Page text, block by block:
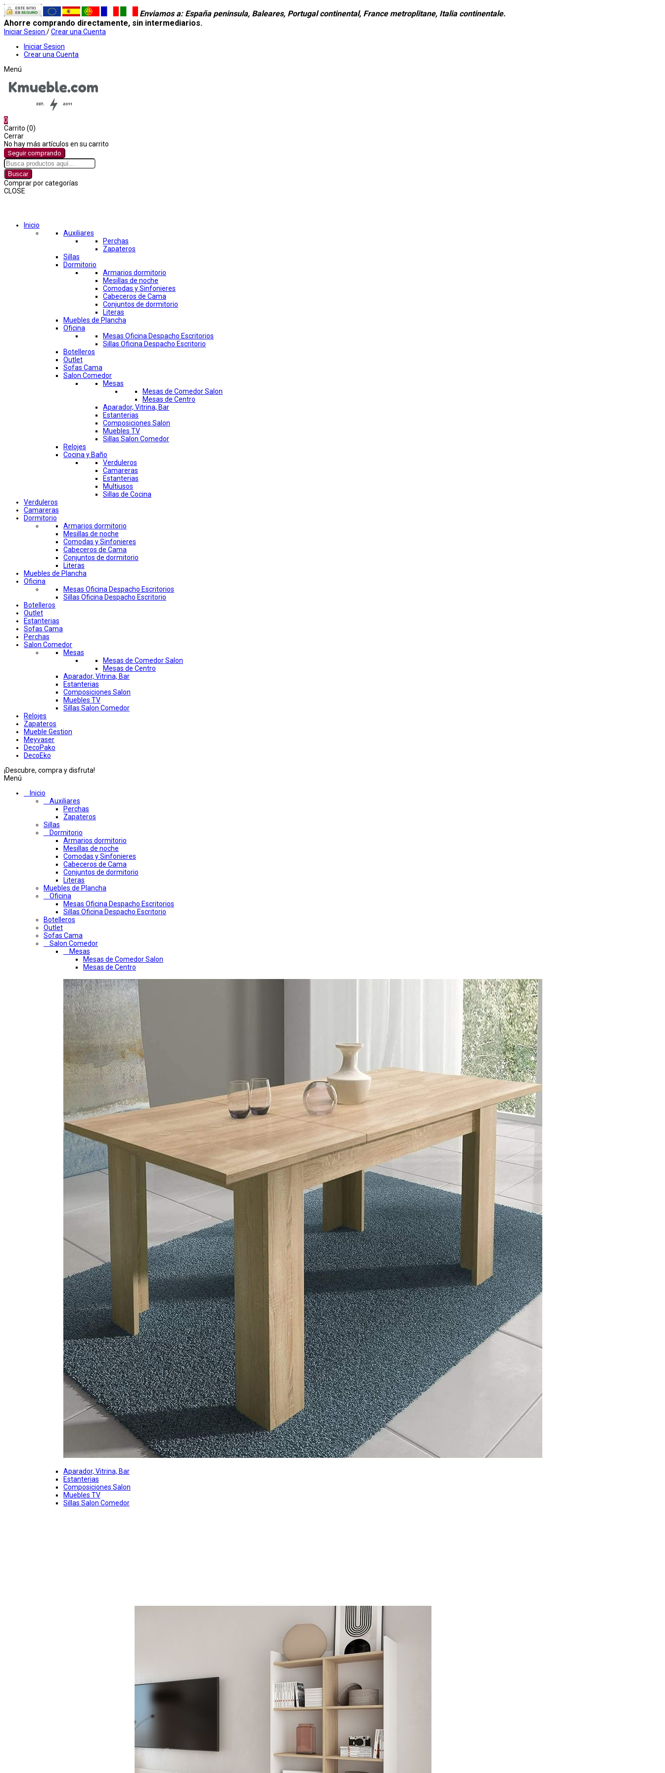
Enviamos a: España peninsula, Baleares, Portugal continental, France metroplitane, Italia continentale.
Ahorre comprando directamente, sin intermediarios.
Iniciar Sesion /Crear una Cuenta
Iniciar Sesion
Crear una Cuenta
Menú
0
Carrito (0)
Cerrar
No hay más artículos en su carrito
Seguir comprando
Buscar
Comprar por categorías
CLOSE
Inicio
Auxiliares
Perchas
Zapateros
Sillas
Dormitorio
Armarios dormitorio
Mesillas de noche
Comodas y Sinfonieres
Cabeceros de Cama
Conjuntos de dormitorio
Literas
Muebles de Plancha
Oficina
Mesas Oficina Despacho Escritorios
Sillas Oficina Despacho Escritorio
Botelleros
Outlet
Sofas Cama
Salon Comedor
Mesas
Mesas de Comedor Salon
Mesas de Centro
Aparador, Vitrina, Bar
Estanterias
Composiciones Salon
Muebles TV
Sillas Salon Comedor
Relojes
Cocina y Baño
Verduleros
Camareras
Estanterias
Multiusos
Sillas de Cocina
Verduleros
Camareras
Dormitorio
Armarios dormitorio
Mesillas de noche
Comodas y Sinfonieres
Cabeceros de Cama
Conjuntos de dormitorio
Literas
Muebles de Plancha
Oficina
Mesas Oficina Despacho Escritorios
Sillas Oficina Despacho Escritorio
Botelleros
Outlet
Estanterias
Sofas Cama
Perchas
Salon Comedor
Mesas
Mesas de Comedor Salon
Mesas de Centro
Aparador, Vitrina, Bar
Estanterias
Composiciones Salon
Muebles TV
Sillas Salon Comedor
Relojes
Zapateros
Mueble Gestion
Meyvaser
DecoPako
DecoEko
¡Descubre, compra y disfruta!
Menú
Inicio
Auxiliares
Perchas
Zapateros
Sillas
Dormitorio
Armarios dormitorio
Mesillas de noche
Comodas y Sinfonieres
Cabeceros de Cama
Conjuntos de dormitorio
Literas
Muebles de Plancha
Oficina
Mesas Oficina Despacho Escritorios
Sillas Oficina Despacho Escritorio
Botelleros
Outlet
Sofas Cama
Salon Comedor
Mesas
Mesas de Comedor Salon
Mesas de Centro
Aparador, Vitrina, Bar
Estanterias
Composiciones Salon
Muebles TV
Sillas Salon Comedor